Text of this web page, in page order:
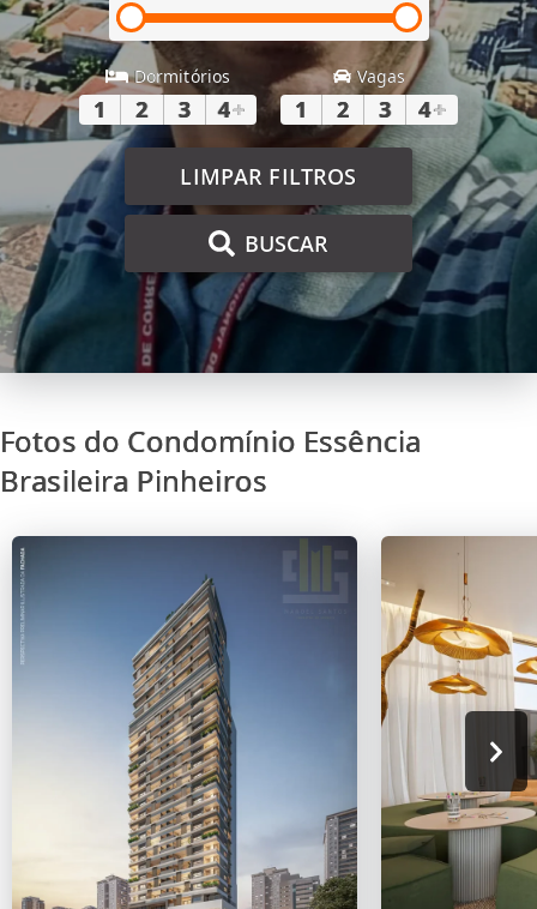
Dormitórios
1 2 3 4+
Vagas
1 2 3 4+
LIMPAR FILTROS
BUSCAR
Fotos do Condomínio Essência
Brasileira Pinheiros